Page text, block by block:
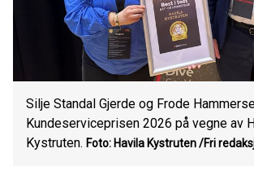
Silje Standal Gjerde og Frode
Kundeserviceprisen 2026 på vegne av
Kystruten. Foto: Havila Kystruten/Fri